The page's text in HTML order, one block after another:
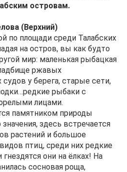
островам.
(Верхний)
по площади среди Талабских
на остров, вы как будто
мир: маленькая рыбацкая
ржавых
у берега, старые сети,
рыбаки с
лицами.
памятником природы
значения, здесь встречается
растений и большое
птиц, среди них редкие
они на ёлках! На
сосновая роща,